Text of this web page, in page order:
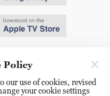
Policy
our use of cookies, revised
your cookie settings